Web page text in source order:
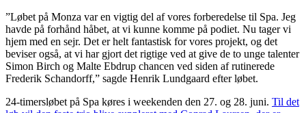
”Løbet på Monza var en vigtig del af vores forberedelse til Spa. Jeg
havde på forhånd håbet, at vi kunne komme på podiet. Nu tager vi
hjem med en sejr. Det er helt fantastisk for vores projekt, og det
beviser også, at vi har gjort det rigtige ved at give de to unge talenter
Simon Birch og Malte Ebdrup chancen ved siden af rutinerede
Frederik Schandorff,” sagde Henrik Lundgaard efter løbet.
24-timersløbet på Spa køres i weekenden den 27. og 28. juni. Til det